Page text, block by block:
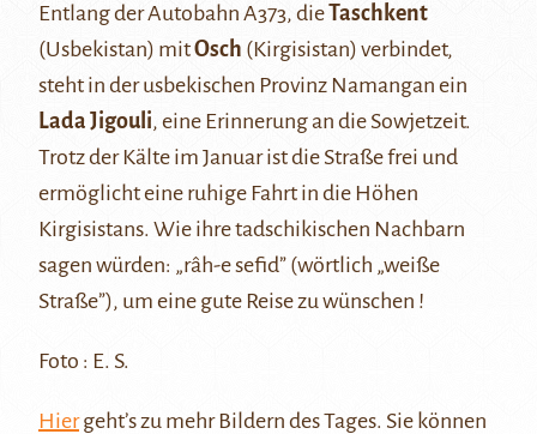
Entlang der Autobahn A373, dieTaschkent
(Usbekistan) mitOsch (Kirgisistan) verbindet,
steht in der usbekischen Provinz Namangan ein
Lada Jigouli, eine Erinnerung an die Sowjetzeit.
Trotz der Kälte im Januar ist die Straße frei und
ermöglicht eine ruhige Fahrt in die Höhen
Kirgisistans. Wie ihre tadschikischen Nachbarn
sagen würden: „râh-e sefid” (wörtlich „weiße
Straße”), um eine gute Reise zu wünschen !
Foto : E. S.
Hiergeht’s zu mehr Bildern des Tages. Sie können